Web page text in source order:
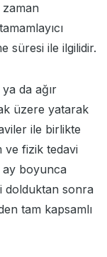
zaman
süresi ile ilgilidir.
da ağır
üzere yatarak
ile birlikte
ve fizik tedavi
ay boyunca
dolduktan sonra
tam kapsamlı